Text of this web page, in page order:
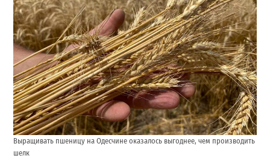
Выращивать пшеницу на Одесчине оказалось выгоднее, чем производить
шелк